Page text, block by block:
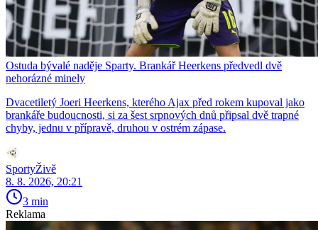
Ostuda bývalé naděje Sparty. Brankář Heerkens předvedl dvě
nehorázné minely
Dvacetiletý Joeri Heerkens, kterého Ajax před rokem kupoval jako
brankáře budoucnosti, si za šest srpnových dnů připsal dvě trapné
chyby, jednu v přípravě, druhou v ostrém zápase.
SportyŽivě
8. 8. 2026, 20:21
3 min
Reklama